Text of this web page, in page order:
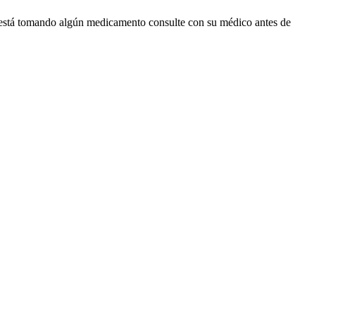
tomando algún medicamento consulte con su médico antes de